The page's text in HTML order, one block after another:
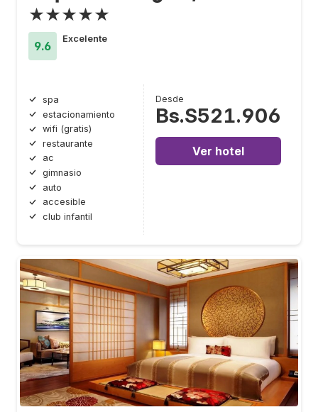
★★★★★
9.6
Excelente
spa
estacionamiento
wifi (gratis)
restaurante
ac
gimnasio
auto
accesible
club infantil
Desde
Bs.S521.906
Ver hotel